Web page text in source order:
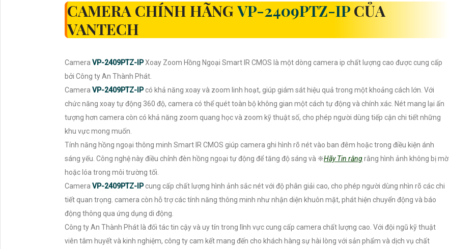
CAMERA CHÍNH HÃNGVP-2409PTZ-IP CỦA
VANTECH
Camera VP-2409PTZ-IPXoay Zoom Hồng Ngoại Smart IR CMOS là một dòng camera ip chất lượng cao được cung cấp
bởi Công ty An Thành Phát.
Camera VP-2409PTZ-IPcó khả năng xoay và zoom linh hoạt, giúp giám sát hiệu quả trong một khoảng cách lớn. Với
chức năng xoay tự động 360 độ, camera có thể quét toàn bộ không gian một cách tự động và chính xác. Nét mang lại ấn
tượng hơn camera còn có khả năng zoom quang học và zoom kỹ thuật số, cho phép người dùng tiếp cận chi tiết những
khu vực mong muốn.
Tính năng hồng ngoại thông minh Smart IR CMOS giúp camera ghi hình rõ nét vào ban đêm hoặc trong điều kiện ánh
sáng yếu. Công nghệ này điều chỉnh đèn hồng ngoại tự động để tăng độ sáng và ❈Hãy Tin rằngrằng hình ảnh không bị mờ
hoặc lóa trong môi trường tối.
Camera VP-2409PTZ-IPcung cấp chất lượng hình ảnh sắc nét với độ phân giải cao, cho phép người dùng nhìn rõ các chi
tiết quan trọng. camera còn hỗ trợ các tính năng thông minh như nhận diện khuôn mặt, phát hiện chuyển động và báo
động thông qua ứng dụng di động.
Công ty An Thành Phát là đối tác tin cậy và uy tín trong lĩnh vực cung cấp camera chất lượng cao. Với đội ngũ kỹ thuật
viên tâm huyết và kinh nghiệm, công ty cam kết mang đến cho khách hàng sự hài lòng với sản phẩm và dịch vụ chất